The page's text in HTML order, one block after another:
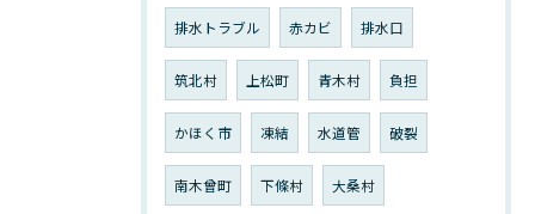
排水トラブル 赤カビ 排水口
筑北村 上松町 青木村 負担
かほく市 凍結 水道管 破裂
南木曾町 下條村 大桑村